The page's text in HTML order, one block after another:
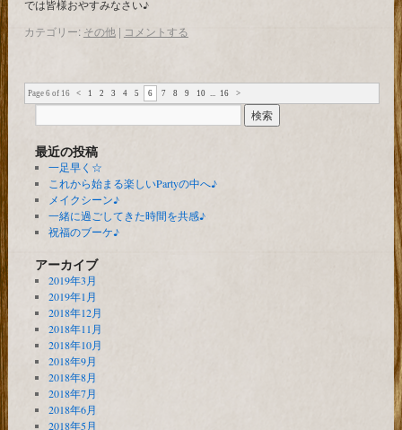
では皆様おやすみなさい♪
カテゴリー: その他 | コメントする
Page 6 of 16 < 1 2 3 4 5 6 7 8 9 10 ... 16 >
最近の投稿
一足早く☆
これから始まる楽しいPartyの中へ♪
メイクシーン♪
一緒に過ごしてきた時間を共感♪
祝福のブーケ♪
アーカイブ
2019年3月
2019年1月
2018年12月
2018年11月
2018年10月
2018年9月
2018年8月
2018年7月
2018年6月
2018年5月